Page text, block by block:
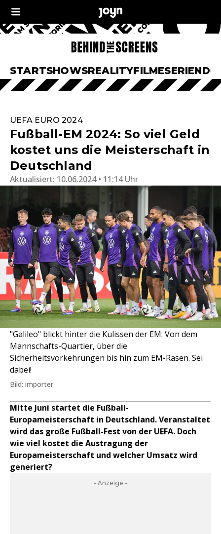
STARTSHOWSREALITYFILMESERIEN
UEFA EURO 2024
Fußball-EM 2024: So viel Geld
kostet uns die Meisterschaft in
Deutschland
Aktualisiert: 10.06.2024 • 11:14 Uhr
"Galileo" blickt hinter die Kulissen der EM: Von dem
Mannschafts-Quartier, über die
Sicherheitsvorkehrungen bis hin zum EM-Rasen. Sei
dabei!
Bild: importer
Mitte Juni startet die Fußball-
Europameisterschaft in Deutschland. Veranstaltet
wird das große Fußball-Fest von der UEFA. Doch
wie viel kostet die Austragung der
Europameisterschaft und welcher Umsatz wird
generiert?
- Anzeige -